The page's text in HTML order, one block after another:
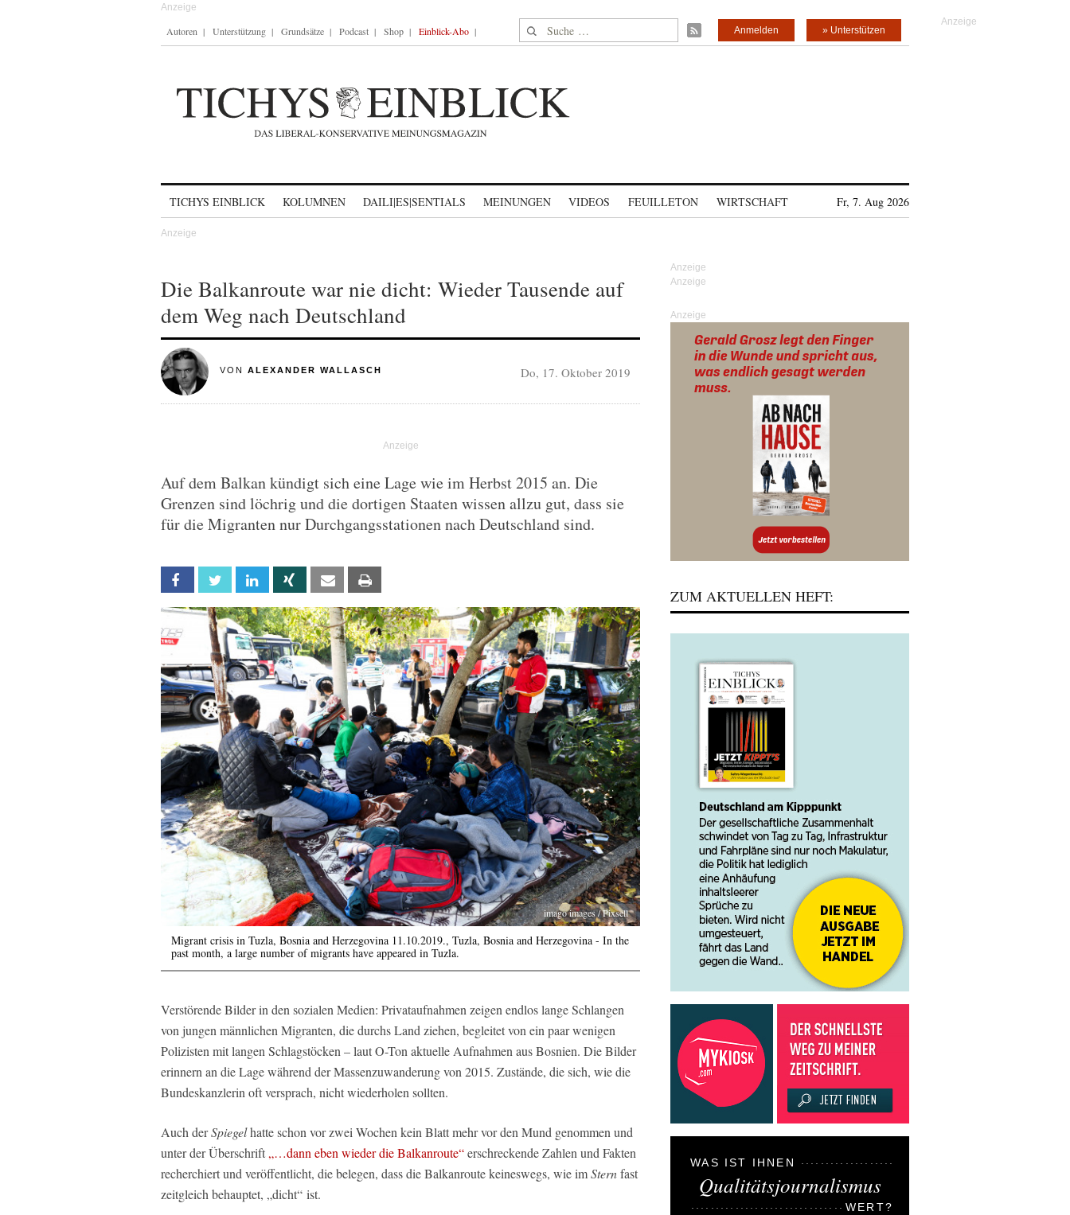
Autoren Unterstützung Grundsätze Podcast Shop Einblick-Abo Suche nach: » Unterstützen
Anmelden
TICHYS EINBLICK KOLUMNEN DAILI|ES|SENTIALS MEINUNGEN VIDEOS FEUILLETON WIRTSCHAFT Fr, 7. Aug 2026
Die Balkanroute war nie dicht: Wieder Tausende auf
dem Weg nach Deutschland
VON ALEXANDER WALLASCH Do, 17. Oktober 2019
Auf dem Balkan kündigt sich eine Lage wie im Herbst 2015 an. Die
Grenzen sind löchrig und die dortigen Staaten wissen allzu gut, dass sie
für die Migranten nur Durchgangsstationen nach Deutschland sind.
Facebook Twitter Linkedin Xing Email
imago images / Pixsell
Migrant crisis in Tuzla, Bosnia and Herzegovina 11.10.2019., Tuzla, Bosnia and Herzegovina - In the
past month, a large number of migrants have appeared in Tuzla.
Verstörende Bilder in den sozialen Medien: Privataufnahmen zeigen endlos lange Schlangen
von jungen männlichen Migranten, die durchs Land ziehen, begleitet von ein paar wenigen
Polizisten mit langen Schlagstöcken – laut O-Ton aktuelle Aufnahmen aus Bosnien. Die Bilder
erinnern an die Lage während der Massenzuwanderung von 2015. Zustände, die sich, wie die
Bundeskanzlerin oft versprach, nicht wiederholen sollten.
Auch derSpiegelhatte schon vor zwei Wochen kein Blatt mehr vor den Mund genommen und
unter der Überschrift „…dann eben wieder die Balkanroute“erschreckende Zahlen und Fakten
recherchiert und veröffentlicht, die belegen, dass die Balkanroute keineswegs, wie imSternfast
zeitgleich behauptet, „dicht“ ist.
Anzeige
ZUM AKTUELLEN HEFT:
WAS IST IHNEN
Qualitätsjournalismus
WERT?